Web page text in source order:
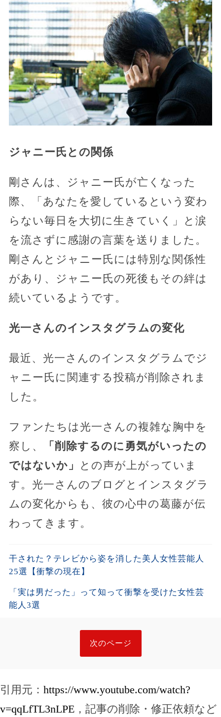
ジャニー氏との関係
剛さんは、ジャニー氏が亡くなった
際、「あなたを愛しているという変わ
らない毎日を大切に生きていく」と涙
を流さずに感謝の言葉を送りました。
剛さんとジャニー氏には特別な関係性
があり、ジャニー氏の死後もその絆は
続いているようです。
光一さんのインスタグラムの変化
最近、光一さんのインスタグラムでジ
ャニー氏に関連する投稿が削除されま
した。
ファンたちは光一さんの複雑な胸中を
察し、
「削除するのに勇気がいったの
ではないか」
との声が上がっていま
す。光一さんのブログとインスタグラ
ムの変化からも、彼の心中の葛藤が伝
わってきます。
干された？テレビから姿を消した美人女性芸能人
25選【衝撃の現在】
「実は男だった」って知って衝撃を受けた女性芸
能人3選
次のページ
引用元： https://www.youtube.com/watch?
v=qqLfTL3nLPE ，記事の削除・修正依頼など